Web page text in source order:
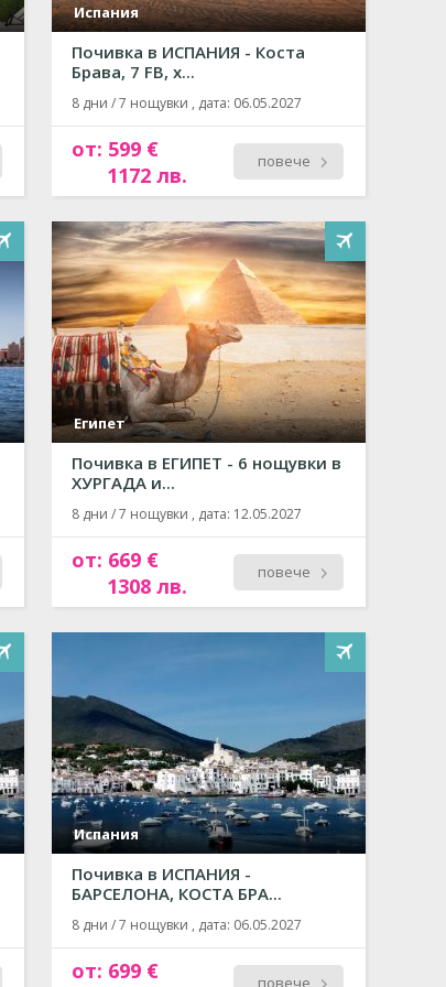
Испания
Почивка в ИСПАНИЯ - Коста
Брава, 7 FB, х...
8 дни / 7 нощувки , дата: 06.05.2027
от: 599 €
1172 лв.
повече
Египет
Почивка в ЕГИПЕТ - 6 нощувки в
ХУРГАДА и...
8 дни / 7 нощувки , дата: 12.05.2027
от: 669 €
1308 лв.
повече
Испания
Почивка в ИСПАНИЯ -
БАРСЕЛОНА, КОСТА БРА...
8 дни / 7 нощувки , дата: 06.05.2027
от: 699 €
повече